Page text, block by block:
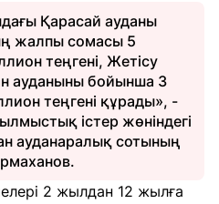
Қарасай ауданы
жалпы сомасы 5
теңгені, Жетісу
ауданыны бойынша 3
теңгені құрады», -
істер жөніндегі
ауданаралық сотының
2 жылдан 12 жылға